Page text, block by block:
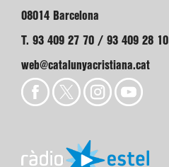
08014 Barcelona
T. 93 409 27 70 / 93 409 28 10
web@catalunyacristiana.cat